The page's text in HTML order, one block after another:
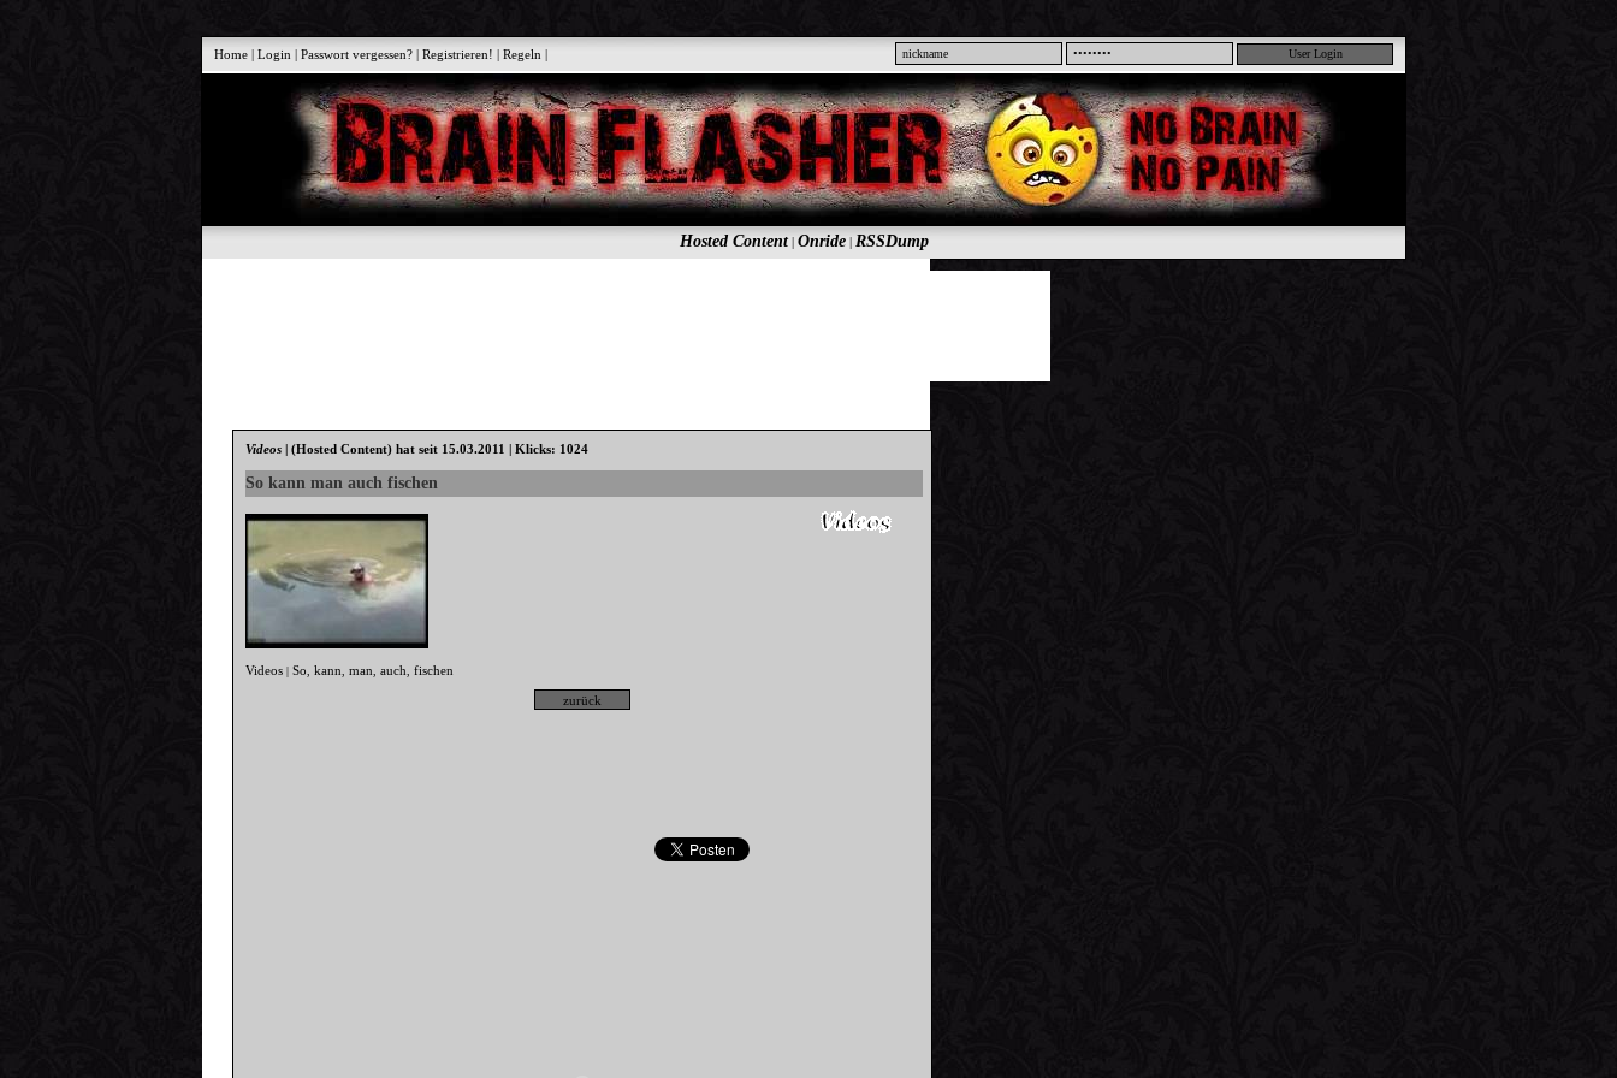
Home |Login |Passwort vergessen? |Registrieren! |Regeln |
Hosted Content| Onride| RSSDump
Videos |(Hosted Content) hat seit 15.03.2011 | Klicks: 1024
So kann man auch fischen
Videos |So ,kann ,man ,auch ,fischen